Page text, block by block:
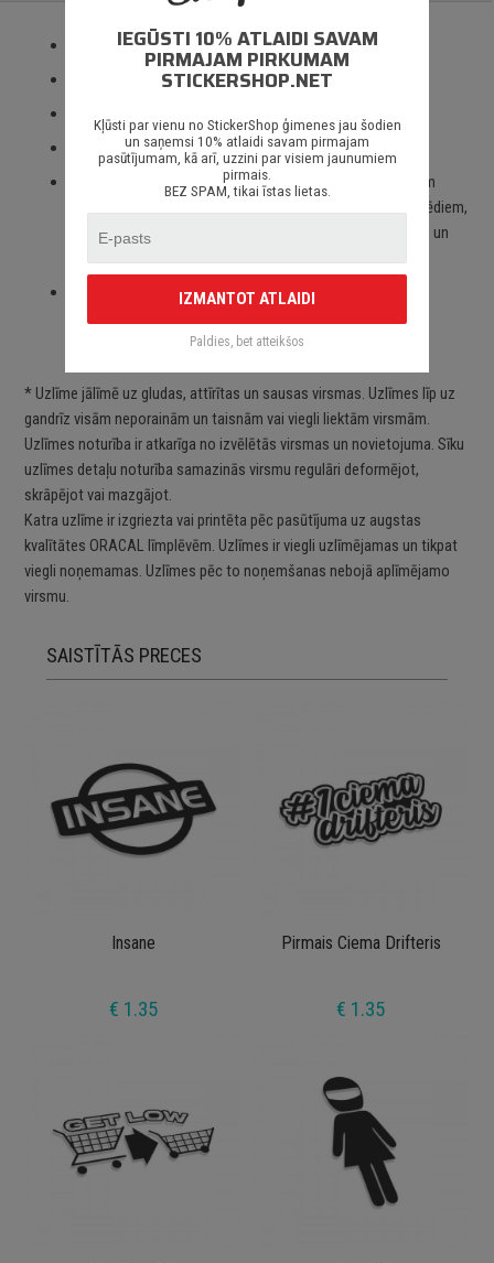
Izmantotas tikai augstas kvalitātes ORACAL līmplēves;
100% mitrumizturība;
Spēcīgs līmes slānis;
Paredzēts priekš auto stikliem, virsbūves daļām, krāsotām
virsmām, portatīvajiem/stacionārajiem datoriem, velosipēdiem,
motocikliem un motorolleriem, kā arī visām citām gludām un
Piegāde Latvijā un citviet pasaulē bez jebkādiem
ierobežojumiem.
* Uzlīme jālīmē uz gludas, attīrītas un sausas virsmas. Uzlīmes līp uz
gandrīz visām neporainām un taisnām vai viegli liektām virsmām.
Uzlīmes noturība ir atkarīga no izvēlētās virsmas un novietojuma. Sīku
uzlīmes detaļu noturība samazinās virsmu regulāri deformējot,
skrāpējot vai mazgājot.
Katra uzlīme ir izgriezta vai printēta pēc pasūtījuma uz augstas
kvalītātes ORACAL līmplēvēm. Uzlīmes ir viegli uzlīmējamas un tikpat
viegli noņemamas. Uzlīmes pēc to noņemšanas nebojā aplīmējamo
virsmu.
SAISTĪTĀS PRECES
Insane
€ 1.35
Pirmais Ciema Drifteris
€ 1.35
IEGŪSTI 10% ATLAIDI SAVAM
PIRMAJAM PIRKUMAM
STICKERSHOP.NET
Kļūsti par vienu no StickerShop ģimenes jau šodien
un saņemsi 10% atlaidi savam pirmajam
pasūtījumam, kā arī, uzzini par visiem jaunumiem
pirmais.
BEZ SPAM, tikai īstas lietas.
IZMANTOT ATLAIDI
Paldies, bet atteikšos